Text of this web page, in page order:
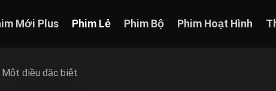
Mới Plus Phim Lẻ Phim Bộ Phim Hoạt Hình
Một điều đặc biệt